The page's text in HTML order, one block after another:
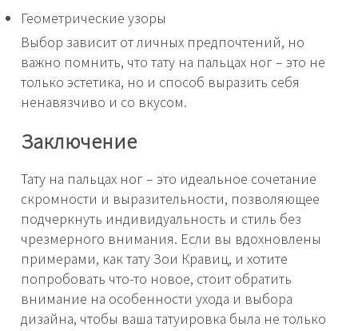
Геометрические узоры
Выбор зависит от личных предпочтений, но
важно помнить, что тату на пальцах ног – это не
только эстетика, но и способ выразить себя
ненавязчиво и со вкусом.
Заключение
Тату на пальцах ног – это идеальное сочетание
скромности и выразительности, позволяющее
подчеркнуть индивидуальность и стиль без
чрезмерного внимания. Если вы вдохновлены
примерами, как тату Зои Кравиц, и хотите
попробовать что-то новое, стоит обратить
внимание на особенности ухода и выбора
дизайна, чтобы ваша татуировка была не только